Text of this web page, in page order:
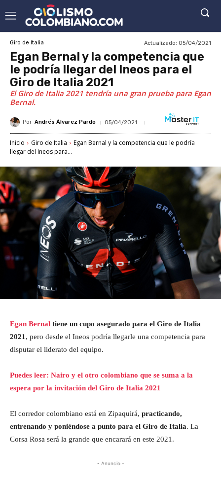
Giro de Italia Actualizado: 05/04/2021
Egan Bernal y la competencia que
le podría llegar del Ineos para el
Giro de Italia 2021
El Giro de Italia 2021 tendría una gran prueba para Egan
Bernal.
Por Andrés Álvarez Pardo 05/04/2021
Inicio Giro de Italia
Egan Bernal y la competencia que le podría
llegar del Ineos para...
Egan Bernal tiene un cupo asegurado para el Giro de Italia
2021 , pero desde el Ineos podría llegarle una competencia para
disputar el liderato del equipo.
Puedes leer: Nairo y el otro colombiano que se suma a la
espera por la invitación del Giro de Italia 2021
El corredor colombiano está en Zipaquirá, practicando,
entrenando y poniéndose a punto para el Giro de Italia. La
Corsa Rosa será la grande que encarará en este 2021.
- Anuncio -